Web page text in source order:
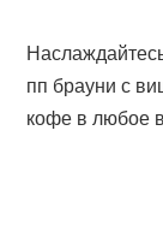
пп брауни с
кофе в любое